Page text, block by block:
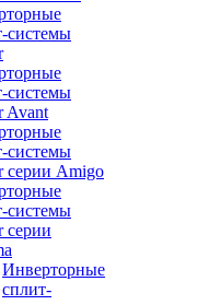
системы
системы
Avant
системы
серии Amigo
системы
серии
Инверторные
сплит-